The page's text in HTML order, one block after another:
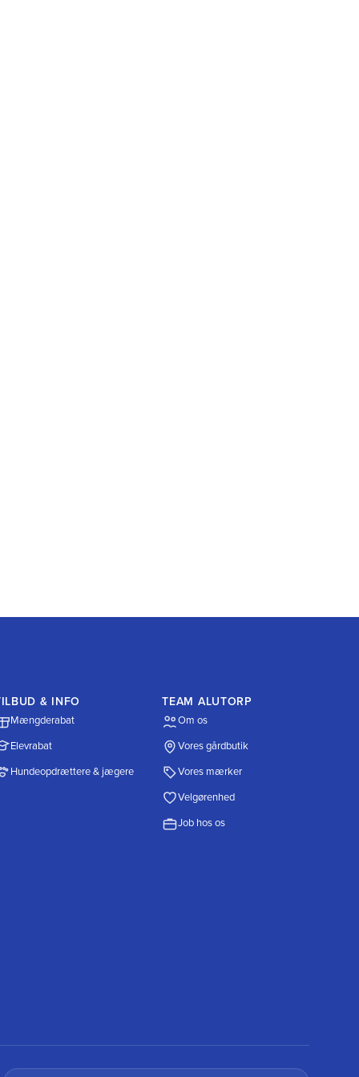
& INFO
Mængderabat
Elevrabat
Hundeopdrættere & jægere
TEAM ALUTORP
Om os
Vores gårdbutik
Vores mærker
Velgørenhed
Job hos os